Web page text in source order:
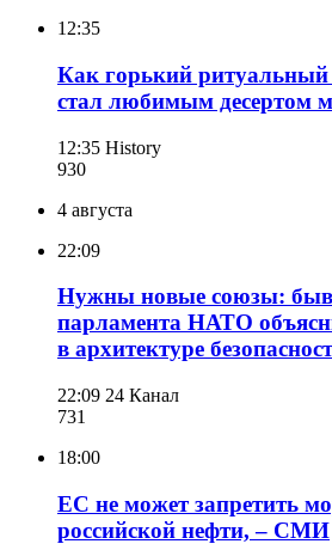
12:35
Как горький
стал любимым десертом
12:35 History
930
4 августа
22:09
Нужны новые союзы:
парламента НАТО
в архитектуре
22:09 24 Канал
731
18:00
ЕС не может запретить
российской нефти, – СМИ